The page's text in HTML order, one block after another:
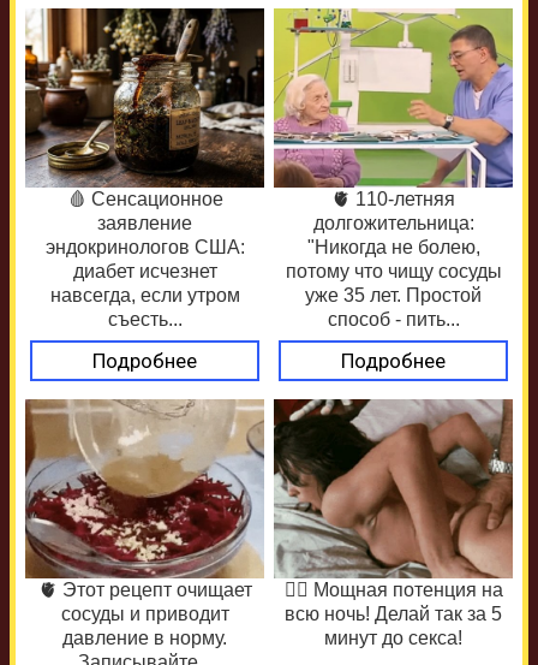
🩸 Сенсационное
заявление
эндокринологов США:
диабет исчезнет
навсегда, если утром
съесть...
Подробнее
🫀 110-летняя
долгожительница:
"Никогда не болею,
потому что чищу сосуды
уже 35 лет. Простой
способ - пить...
Подробнее
🫀 Этот рецепт очищает
сосуды и приводит
давление в норму.
❤️‍🔥 Мощная потенция на
всю ночь! Делай так за 5
минут до секса!